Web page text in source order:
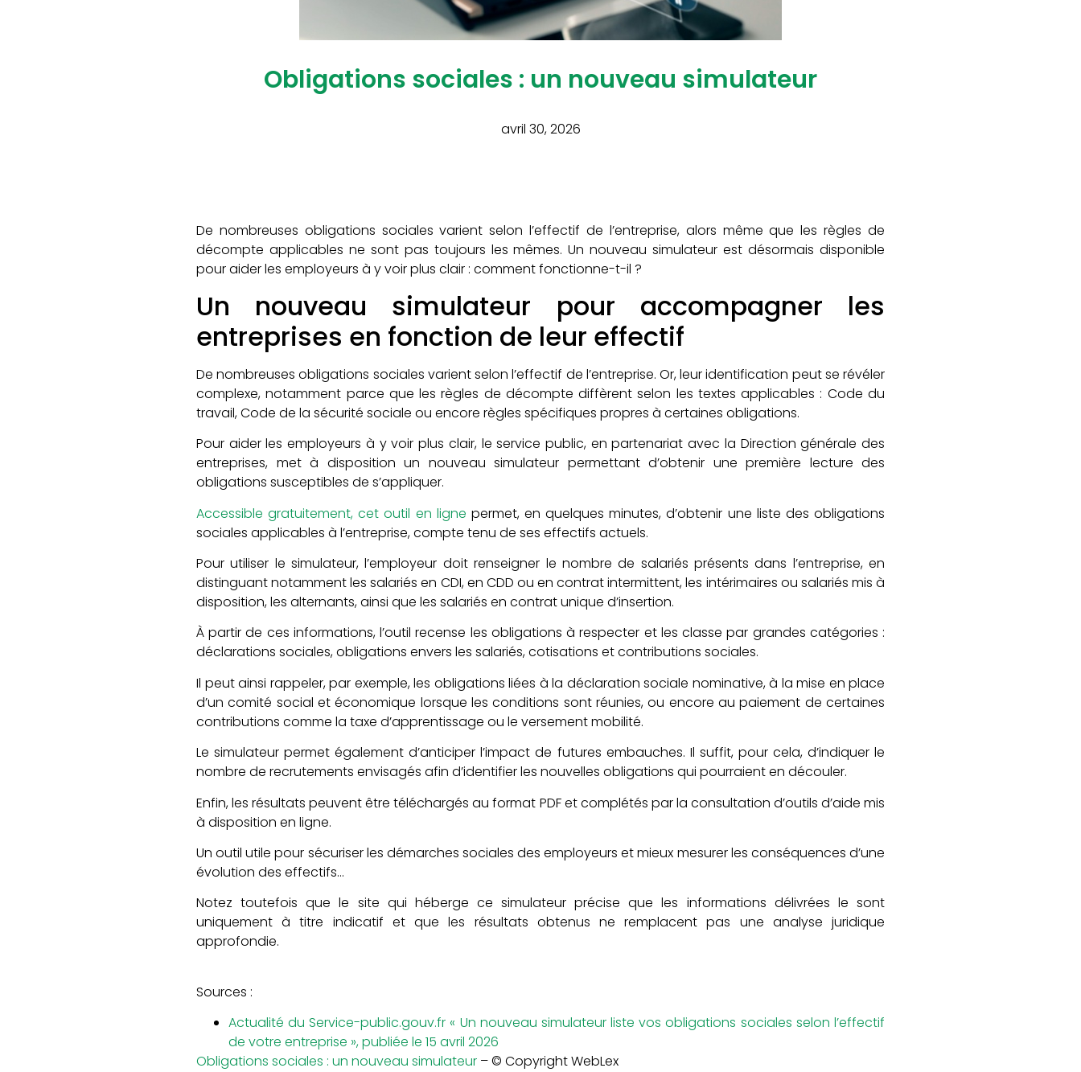
Obligations sociales : un nouveau simulateur
avril 30, 2026
De nombreuses obligations sociales varient selon l’effectif de l’entreprise, alors même que les règles de
décompte applicables ne sont pas toujours les mêmes. Un nouveau simulateur est désormais disponible
pour aider les employeurs à y voir plus clair : comment fonctionne-t-il ?
Un nouveau simulateur pour accompagner les
entreprises en fonction de leur effectif
De nombreuses obligations sociales varient selon l’effectif de l’entreprise. Or, leur identification peut se révéler
complexe, notamment parce que les règles de décompte diffèrent selon les textes applicables : Code du
travail, Code de la sécurité sociale ou encore règles spécifiques propres à certaines obligations.
Pour aider les employeurs à y voir plus clair, le service public, en partenariat avec la Direction générale des
entreprises, met à disposition un nouveau simulateur permettant d’obtenir une première lecture des
obligations susceptibles de s’appliquer.
Accessible gratuitement, cet outil en ligne permet, en quelques minutes, d’obtenir une liste des obligations
sociales applicables à l’entreprise, compte tenu de ses effectifs actuels.
Pour utiliser le simulateur, l’employeur doit renseigner le nombre de salariés présents dans l’entreprise, en
distinguant notamment les salariés en CDI, en CDD ou en contrat intermittent, les intérimaires ou salariés mis à
disposition, les alternants, ainsi que les salariés en contrat unique d’insertion.
À partir de ces informations, l’outil recense les obligations à respecter et les classe par grandes catégories :
déclarations sociales, obligations envers les salariés, cotisations et contributions sociales.
Il peut ainsi rappeler, par exemple, les obligations liées à la déclaration sociale nominative, à la mise en place
d’un comité social et économique lorsque les conditions sont réunies, ou encore au paiement de certaines
contributions comme la taxe d’apprentissage ou le versement mobilité.
Le simulateur permet également d’anticiper l’impact de futures embauches. Il suffit, pour cela, d’indiquer le
nombre de recrutements envisagés afin d’identifier les nouvelles obligations qui pourraient en découler.
Enfin, les résultats peuvent être téléchargés au format PDF et complétés par la consultation d’outils d’aide mis
à disposition en ligne.
Un outil utile pour sécuriser les démarches sociales des employeurs et mieux mesurer les conséquences d’une
évolution des effectifs…
Notez toutefois que le site qui héberge ce simulateur précise que les informations délivrées le sont
uniquement à titre indicatif et que les résultats obtenus ne remplacent pas une analyse juridique
approfondie.
Sources :
Actualité du Service-public.gouv.fr « Un nouveau simulateur liste vos obligations sociales selon l’effectif
de votre entreprise », publiée le 15 avril 2026
Obligations sociales : un nouveau simulateur – © Copyright WebLex